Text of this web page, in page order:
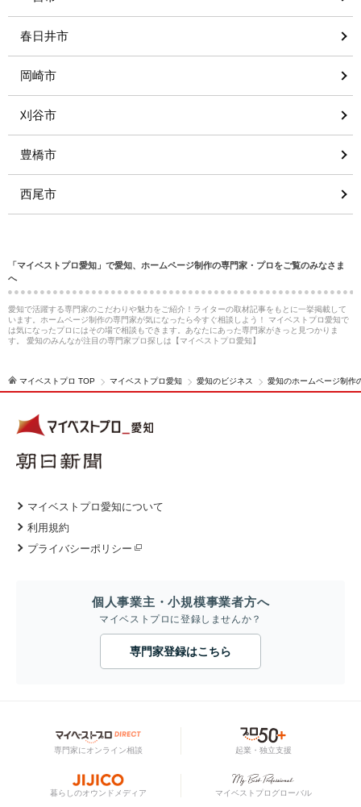
春日井市
岡崎市
刈谷市
豊橋市
西尾市
「マイベストプロ愛知」で愛知、ホームページ制作の専門家・プロをご覧のみなさま
へ
愛知で活躍する専門家のこだわりや魅力をご紹介！ライターの取材記事をもとに一挙掲載して
います。ホームページ制作の専門家が気になったら今すぐ相談しよう！ マイベストプロ愛知で
は気になったプロにはその場で相談もできます。あなたにあった専門家がきっと見つかりま
す。 愛知のみんなが注目の専門家プロ探しは【マイベストプロ愛知】
マイベストプロ TOP マイベストプロ愛知 愛知のビジネス 愛知のホームページ制作
マイベストプロ愛知について
利用規約
プライバシーポリシー
個人事業主・小規模事業者方へ
マイベストプロに登録しませんか？
専門家登録はこちら
専門家にオンライン相談 起業・独立支援
暮らしのオウンドメディア マイベストプログローバル